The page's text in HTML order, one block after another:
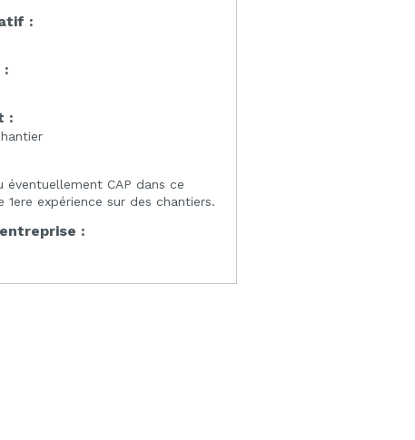
:
:
:
éventuellement CAP dans ce
1ere expérience sur des chantiers.
: